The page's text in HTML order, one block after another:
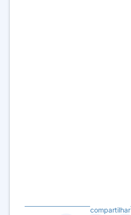
compartilhar